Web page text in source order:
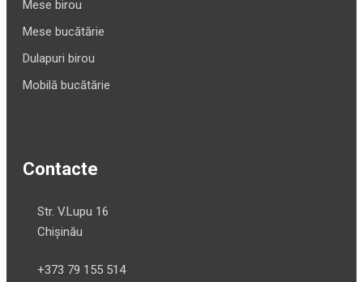
Mese birou
Mese bucătărie
Dulapuri birou
Mobilă bucătărie
Contacte
Str. V.Lupu 16
Chișinău
+373 79 155 514